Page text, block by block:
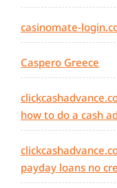
casinomate-
Caspero Greece
how to do a cash
payday loans no